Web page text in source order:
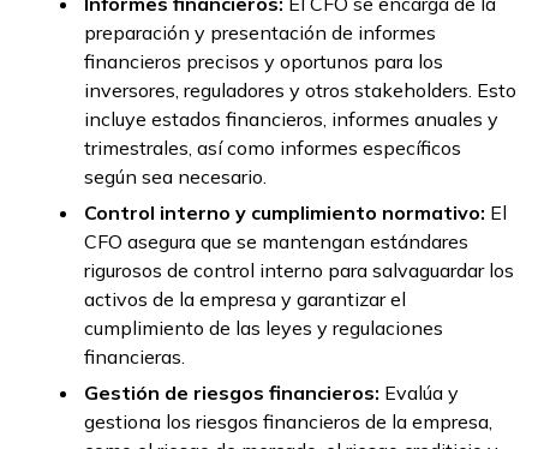
preparación y presentación de informes
financieros precisos y oportunos para los
inversores, reguladores y otros stakeholders. Esto
incluye estados financieros, informes anuales y
trimestrales, así como informes específicos
según sea necesario.
Control interno y cumplimiento normativo: El
CFO asegura que se mantengan estándares
rigurosos de control interno para salvaguardar los
activos de la empresa y garantizar el
cumplimiento de las leyes y regulaciones
financieras.
Gestión de riesgos financieros: Evalúa y
gestiona los riesgos financieros de la empresa,